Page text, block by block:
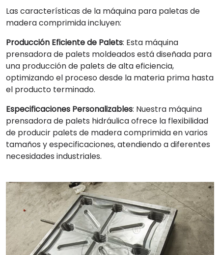
Las características de la máquina para paletas de
madera comprimida incluyen:
Producción Eficiente de Palets: Esta máquina
prensadora de palets moldeados está diseñada para
una producción de palets de alta eficiencia,
optimizando el proceso desde la materia prima hasta
el producto terminado.
Especificaciones Personalizables: Nuestra máquina
prensadora de palets hidráulica ofrece la flexibilidad
de producir palets de madera comprimida en varios
tamaños y especificaciones, atendiendo a diferentes
necesidades industriales.